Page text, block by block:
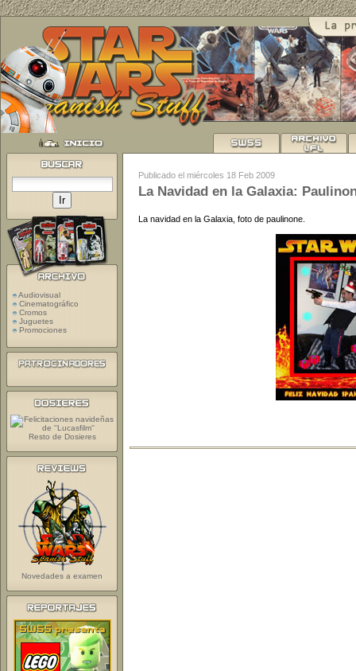
Publicado el miércoles 18 Feb 2009
La Navidad en la Galaxia:
La navidad en la Galaxia, foto de paulinone.
Audiovisual
Cinematográfico
Cromos
Juguetes
Promociones
Resto de Dosieres
Novedades a examen